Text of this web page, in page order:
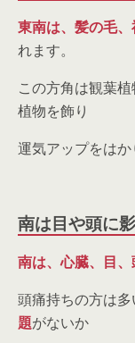
東南は、髪の毛
れます。
この方角は観葉
植物を飾り
運気アップをはか
南は目や頭に影
南は、心臓、目、
頭痛持ちの方は
題がないか